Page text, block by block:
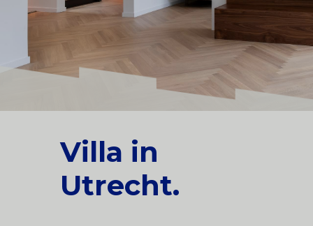
Villa in
Utrecht.